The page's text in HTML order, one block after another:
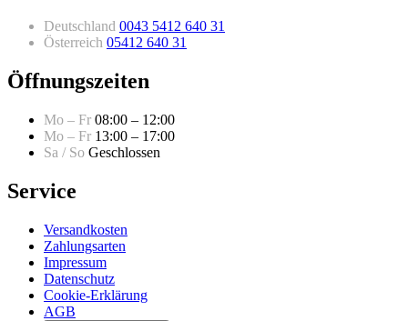
Deutschland 0043 5412 640 31
Österreich 05412 640 31
Öffnungszeiten
Mo – Fr 08:00 – 12:00
Mo – Fr 13:00 – 17:00
Sa / So Geschlossen
Service
Versandkosten
Zahlungsarten
Impressum
Datenschutz
Cookie-Erklärung
AGB